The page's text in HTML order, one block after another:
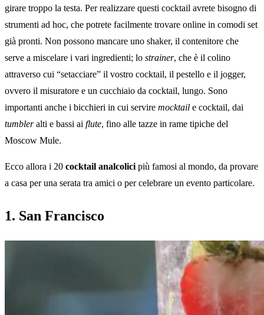
girare troppo la testa. Per realizzare questi cocktail avrete bisogno di
strumenti ad hoc, che potrete facilmente trovare online in comodi set
già pronti. Non possono mancare uno shaker, il contenitore che
serve a miscelare i vari ingredienti; lo strainer, che è il colino
attraverso cui “setacciare” il vostro cocktail, il pestello e il jogger,
ovvero il misuratore e un cucchiaio da cocktail, lungo. Sono
importanti anche i bicchieri in cui servire mocktail e cocktail, dai
tumbleralti e bassi ai flute, fino alle tazze in rame tipiche del
Moscow Mule.
Ecco allora i 20 cocktail analcolici più famosi al mondo, da provare
a casa per una serata tra amici o per celebrare un evento particolare.
1. San Francisco